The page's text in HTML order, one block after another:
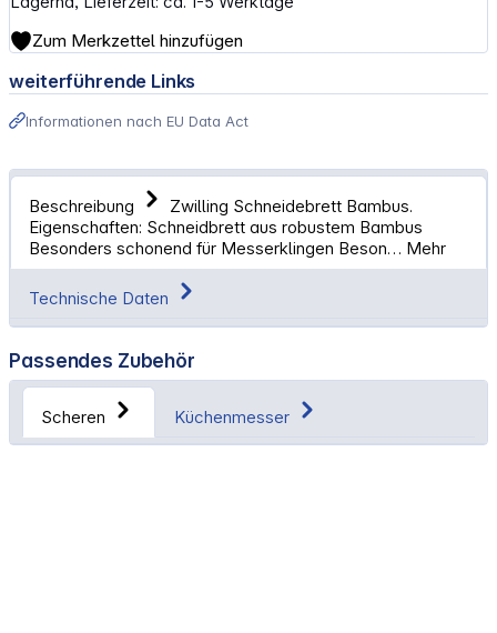
Zum Merkzettel hinzufügen
weiterführende Links
Informationen nach EU Data Act
Beschreibung
Zwilling Schneidebrett Bambus.
Eigenschaften: Schneidbrett aus robustem Bambus
Besonders schonend für Messerklingen Beson… Mehr
Technische Daten
Passendes Zubehör
Scheren Küchenmesser